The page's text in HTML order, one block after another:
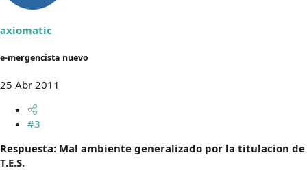
axiomatic
e-mergencista nuevo
25 Abr 2011
#3
Respuesta: Mal ambiente generalizado por la titulacion de
T.E.S.